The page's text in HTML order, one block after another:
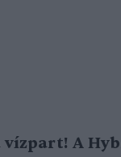
vízpart! A